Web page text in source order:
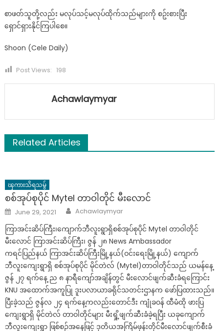
စာဖတ်သူတို့လည်း မလုပ်သင့်မလုပ်ထိုက်သည်များကို စဥ်းစားပြီး
ရှောင်ရှားနိုင်ကြပါစေ။
Shoon (Cele Daily)
Post Views: 198
Achawlaymyar
Related Articles
ၾကားသိရသမွ်
စစ်အုပ်စုပိုင် Mytel တာဝါတိုင် မီးလောင်
Posted
on
June 29, 2021 Author
Achawlaymyar
ကြာအင်းဆိပ်ကြီး၊ကျောက်ဘီလူးရွာရှိစစ်အုပ်စုပိုင် Mytel တာဝါတိုင်
မီးလောင် ကြာအင်းဆိပ်ကြီး၊ ဇွန် ၂၈ News Ambassador
ကရင်ပြည်နယ် ကြာအင်းဆိပ်ကြီးမြို့နယ်(ဝင်းရေးမြို့နယ်) ကျောက်
ဘီလူးကျေးရွာရှိ စစ်အုပ်စုပိုင် မိုင်တဲလ် (Mytel)တာဝါတိုင်သည် ယမန်နေ့
ဇွန် ၂၇ ရက်နေ့ ည ၈ နာရီကျော်အချိန်တွင် မီးလောင်ဖျက်ဆီးခံရကြောင်း
KNU အထောက်အကူပြု ဒူးပလာယာခရိုင်သတင်းဌာနက ဖော်ပြထားသည်။
ပြီးခဲ့သည် ဇွန်လ ၂၄ ရက်နေ့ကလည်းတောင်ဒီး ကျုံခဝန် ထီမံထို ဖားပြ
ကျေးရွာရှိ မိုင်တဲလ် တာဝါတိုင်များ မီးရှို့ဖျက်ဆီးခံခဲ့ရပြီး ယခုကျောက်
ဘီလူးကျေးရွာ ဖြစ်စဉ်အနေဖြင့် ဒုတိယအကြိမ်ဖုန်းတိုင်မီးလောင်ဖျက်စီးခံ